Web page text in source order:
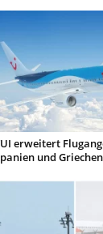
erweitert
und